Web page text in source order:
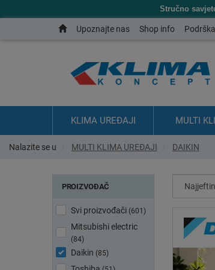
Stručno
Upoznajte nas Shop info Podrška
KLIMA UREĐAJI MULTI
Nalazite se u MULTI KLIMA UREĐAJI DAIKIN
PROIZVOĐAČ
Svi proizvođači (601)
Mitsubishi electric
(84)
Daikin (85)